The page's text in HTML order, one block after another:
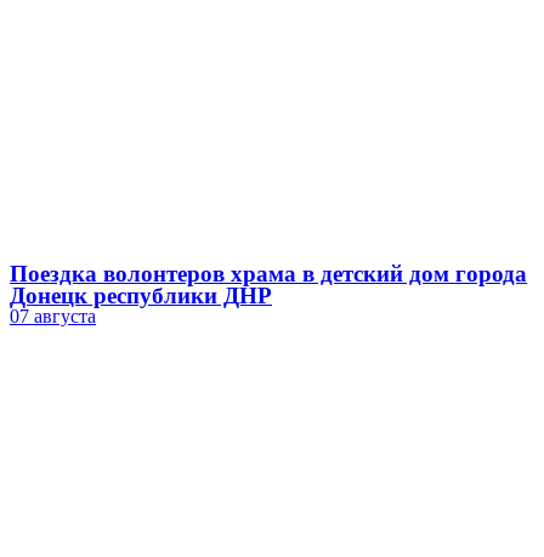
Поездка волонтеров храма в детский дом города
Донецк республики ДНР
07 августа